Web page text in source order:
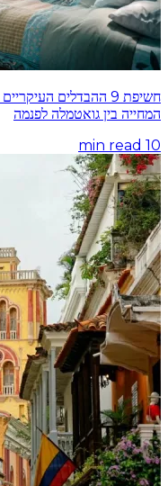
חשיפת 9 ההבדלים
המחייה בין גואטמלה לפנמה
10